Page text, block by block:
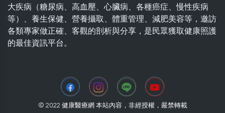
大疾病（糖尿病、高血壓、心臟病、各種癌症、慢性疾病
等）、養生保健、營養攝取、體重管理、減肥美容等，邀訪
各類專家做正確、客觀的剖析與分享，是民眾獲取健康照護
的最佳資訊平台。
© 2022 健康醫療網 本站內容，非經授權，嚴禁轉載